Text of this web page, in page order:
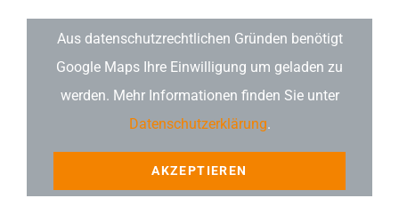
Aus datenschutzrechtlichen Gründen benötigt
Google Maps Ihre Einwilligung um geladen zu
werden. Mehr Informationen finden Sie unter
Datenschutzerklärung.
AKZEPTIEREN